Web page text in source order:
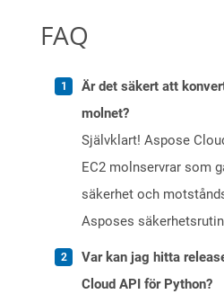
FAQ
Är det säkert att
molnet?
Självklart! Aspose
EC2 molnservrar som
säkerhet och
Asposes
Var kan jag hitta
Cloud API för Python?